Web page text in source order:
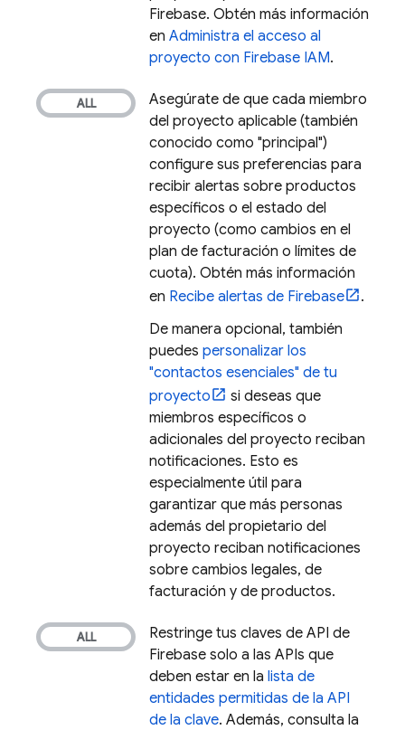
Firebase. Obtén más información
en Administra el acceso al
proyecto con Firebase IAM.
Asegúrate de que cada miembro
del proyecto aplicable (también
conocido como "principal")
configure sus preferencias para
recibir alertas sobre productos
específicos o el estado del
proyecto (como cambios en el
plan de facturación o límites de
cuota). Obtén más información
en Recibe alertas de Firebase
.
De manera opcional, también
puedes personalizar los
"contactos esenciales" de tu
proyecto
si deseas que
miembros específicos o
adicionales del proyecto reciban
notificaciones. Esto es
especialmente útil para
garantizar que más personas
además del propietario del
proyecto reciban notificaciones
sobre cambios legales, de
facturación y de productos.
Restringe tus claves de API de
Firebase solo a las APIs que
deben estar en la lista de
entidades permitidas de la API
de la clave. Además, consulta la